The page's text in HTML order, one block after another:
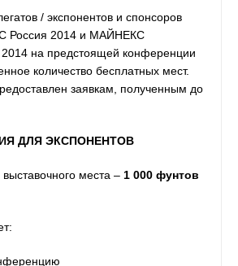
/ экспонентов и спонсоров
Россия 2014 и МАЙНЕКС
на предстоящей конференции
количество бесплатных мест.
заявкам, полученным до
ДЛЯ ЭКСПОНЕНТОВ
места – 1 000 фунтов